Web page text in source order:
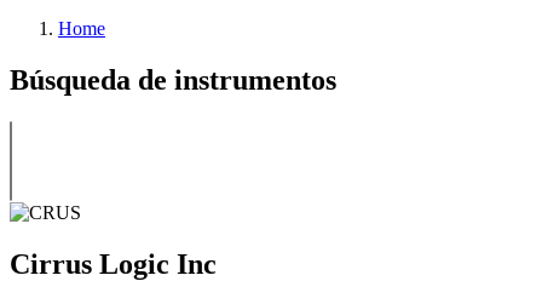
Home
Búsqueda de instrumentos
Cirrus Logic Inc